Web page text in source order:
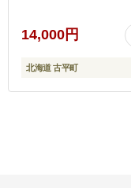
14,000円
北海道 古平町